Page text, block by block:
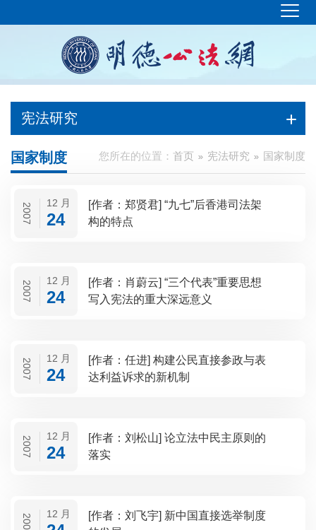
宪法研究
您所在的位置： 首页 宪法研究 国家制度
国家制度
2007 12 月
24
[作者：郑贤君] “九七”后香港司法架
构的特点
2007 12 月
24
[作者：肖蔚云] “三个代表”重要思想
写入宪法的重大深远意义
2007 12 月
24
[作者：任进] 构建公民直接参政与表
达利益诉求的新机制
2007 12 月
24
[作者：刘松山] 论立法中民主原则的
落实
2007 12 月
[作者：刘飞宇] 新中国直接选举制度